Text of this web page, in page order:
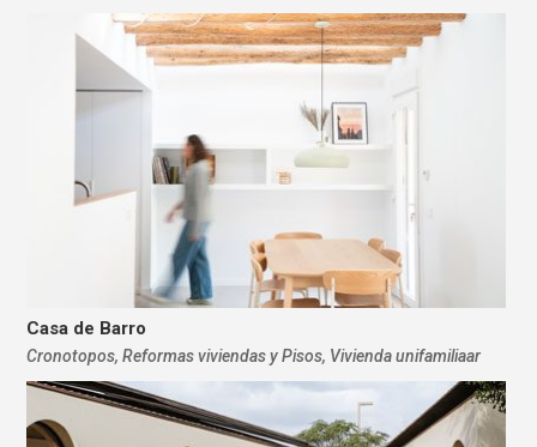
Casa de Barro
Cronotopos,Reformas viviendas y Pisos, Vivienda unifamiliaar